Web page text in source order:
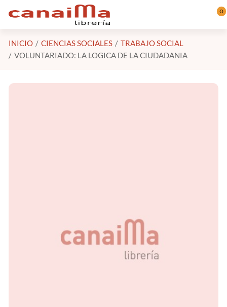
Saltar al contenido principal 0
INICIO CIENCIAS SOCIALES
TRABAJO SOCIAL
VOLUNTARIADO: LA LOGICA DE LA CIUDADANIA